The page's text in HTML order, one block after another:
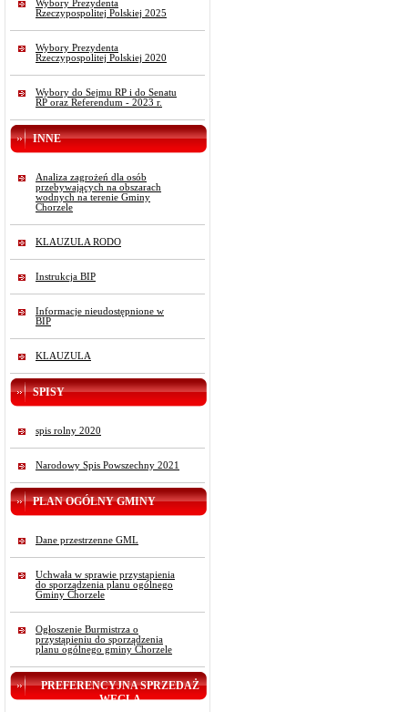
Wybory Prezydenta
Rzeczypospolitej Polskiej 2025
Wybory Prezydenta
Rzeczypospolitej Polskiej 2020
Wybory do Sejmu RP i do Senatu
RP oraz Referendum - 2023 r.
INNE
Analiza zagrożeń dla osób
przebywających na obszarach
wodnych na terenie Gminy
Chorzele
KLAUZULA RODO
Instrukcja BIP
Informacje nieudostępnione w
BIP
KLAUZULA
SPISY
spis rolny 2020
Narodowy Spis Powszechny 2021
PLAN OGÓLNY GMINY
Dane przestrzenne GML
Uchwała w sprawie przystąpienia
do sporządzenia planu ogólnego
Gminy Chorzele
Ogłoszenie Burmistrza o
przystąpieniu do sporządzenia
planu ogólnego gminy Chorzele
PREFERENCYJNA SPRZEDAŻ
WĘGLA